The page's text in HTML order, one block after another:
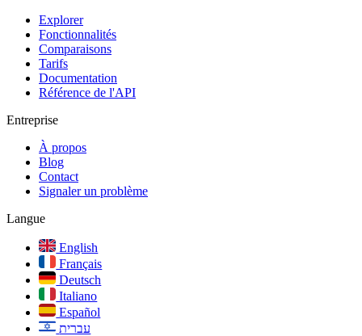
Explorer
Fonctionnalités
Comparaisons
Tarifs
Documentation
Référence de l'API
Entreprise
À propos
Blog
Contact
Signaler un problème
Langue
English
Français
Deutsch
Italiano
Español
עברית